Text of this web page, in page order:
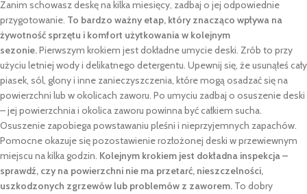
Zanim schowasz deskę na kilka miesięcy, zadbaj o jej odpowiednie
przygotowanie. To bardzo ważny etap, który znacząco wpływa na
żywotność sprzętu i komfort użytkowania w kolejnym
sezonie.Pierwszym krokiem jest dokładne umycie deski. Zrób to przy
użyciu letniej wody i delikatnego detergentu. Upewnij się, że usunąłeś cały
piasek, sól, glony i inne zanieczyszczenia, które mogą osadzać się na
powierzchni lub w okolicach zaworu. Po umyciu zadbaj o osuszenie deski
– jej powierzchnia i okolica zaworu powinna być całkiem sucha.
Osuszenie zapobiega powstawaniu pleśni i nieprzyjemnych zapachów.
Pomocne okazuje się pozostawienie rozłożonej deski w przewiewnym
miejscu na kilka godzin. Kolejnym krokiem jest dokładna inspekcja –
sprawdź, czy na powierzchni nie ma przetarć, nieszczelności,
uszkodzonych zgrzewów lub problemów z zaworem. To dobry